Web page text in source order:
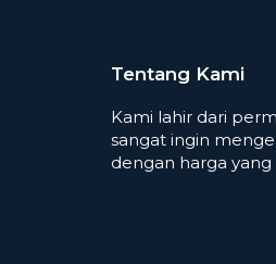
Tentang Kami
Kami lahir dari
sangat ingin
dengan harga